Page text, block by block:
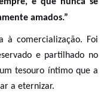
amados.”
à comercialização. Foi
e partilhado no
tesouro íntimo que a
a eternizar.